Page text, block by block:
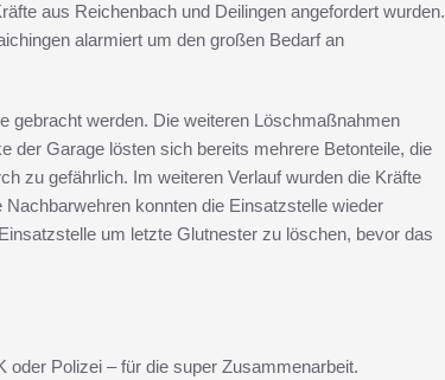
aus Reichenbach und Deilingen angefordert wurden.
alarmiert um den großen Bedarf an
gebracht werden. Die weiteren Löschmaßnahmen
der Garage lösten sich bereits mehrere Betonteile, die
zu gefährlich. Im weiteren Verlauf wurden die Kräfte
konnten die Einsatzstelle wieder
um letzte Glutnester zu löschen, bevor das
oder Polizei – für die super Zusammenarbeit.